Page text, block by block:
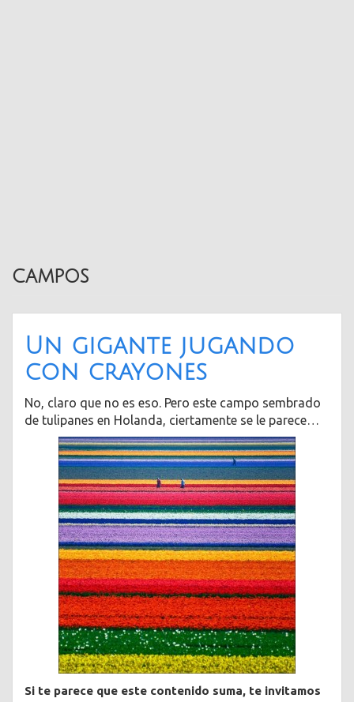
campos
Un gigante jugando
con crayones
No, claro que no es eso. Pero este campo sembrado
de tulipanes en Holanda, ciertamente se le parece…
Si te parece que este contenido suma, te invitamos